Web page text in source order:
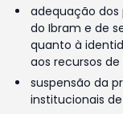
adequação dos
do Ibram e de
quanto à
aos recursos
suspensão da
institucionais